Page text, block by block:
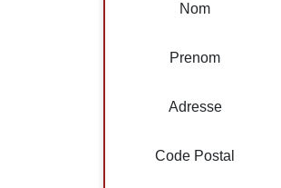
Nom
Prenom
Adresse
Code Postal